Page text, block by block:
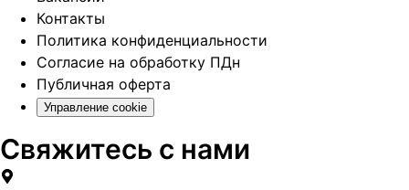
Контакты
Политика конфиденциальности
Согласие на обработку ПДн
Публичная оферта
Управление cookie
Свяжитесь с нами